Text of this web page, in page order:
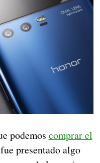
podemos comprar el
presentado algo